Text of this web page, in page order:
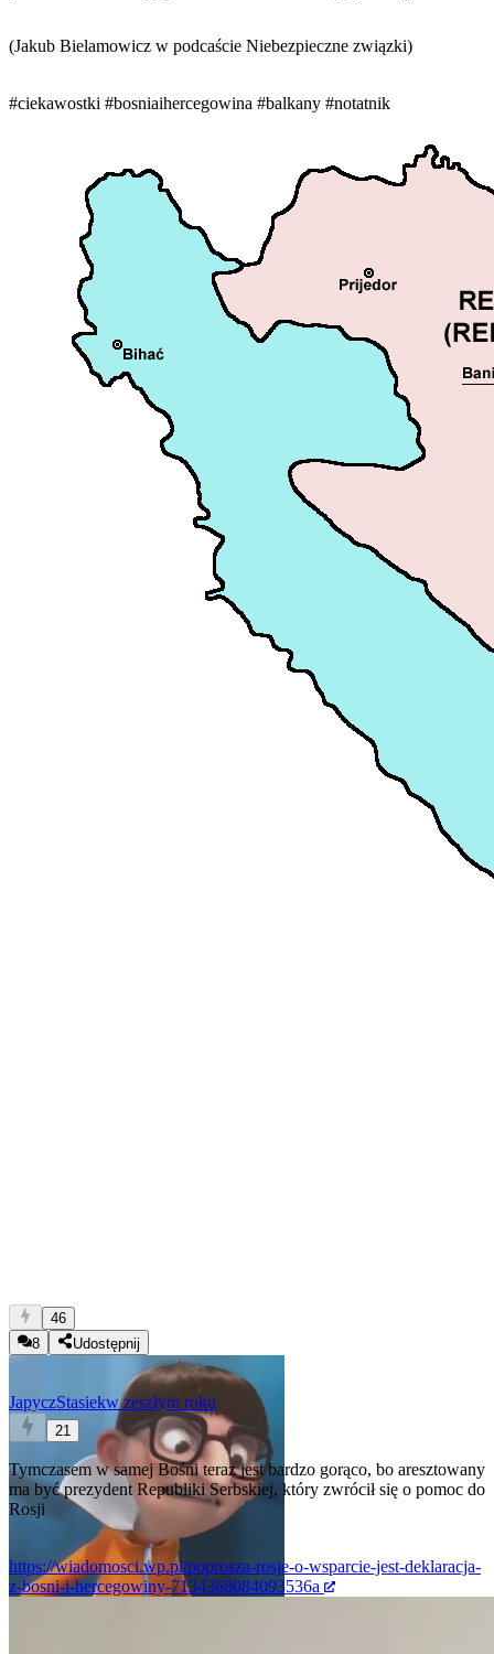
(Jakub Bielamowicz w podcaście Niebezpieczne związki)
#ciekawostki #bosniaihercegowina #balkany #notatnik
46
8
Udostępnij
JapyczStasiekw zeszłym roku
21
Tymczasem w samej Bośni teraz jest bardzo gorąco, bo aresztowany
ma być prezydent Republiki Serbskiej, który zwrócił się o pomoc do
Rosji
https://wiadomosci.wp.pl/poprosza-rosje-o-wsparcie-jest-deklaracja-
z-bosni-i-hercegowiny-7134368084093536a